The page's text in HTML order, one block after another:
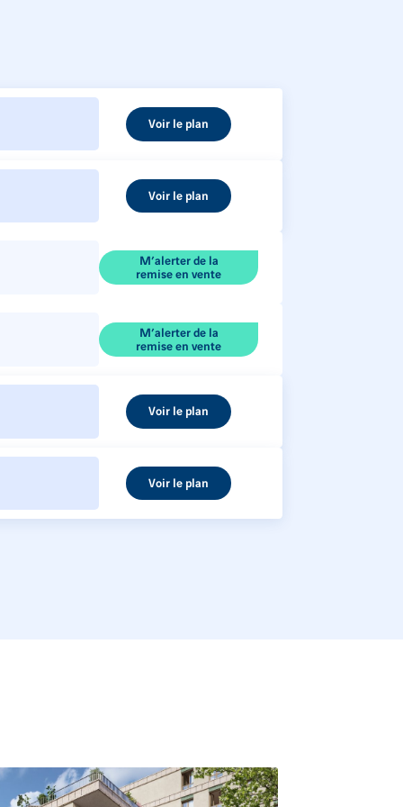
Voir le plan
Voir le plan
M’alerter de la
remise en vente
M’alerter de la
remise en vente
Voir le plan
Voir le plan